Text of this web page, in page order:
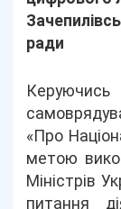
ради
Керуючись
«Про
метою
Міністрів
питання